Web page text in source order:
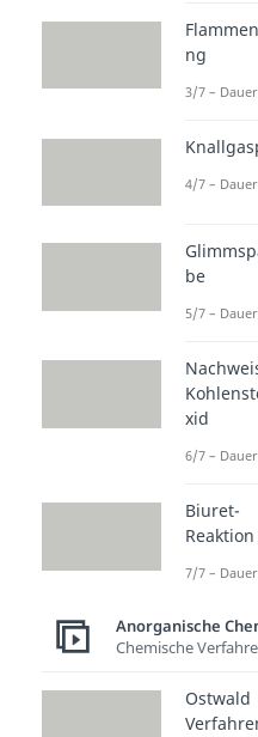
Dauer: 05:01
Dauer: 03:44
Dauer: 05:19
Dauer: 03:17
Dauer: 02:57
Dauer: 03:52
ng
3/7 –
4/7 –
be
5/7 –
xid
6/7 –
Biuret-
Reaktion
7/7 –
Anorganische
Chemische
Ostwald